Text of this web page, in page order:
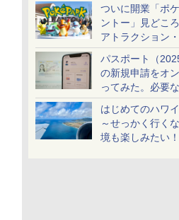
ついに開業「ポ
ントー」見どこ
アトラクション
配・来場前に必
パスポート（
の新規申請をオ
ってみた。必要
ホとマイナカー
はじめてのハワ
～せっかく行く
境も楽しみたい